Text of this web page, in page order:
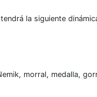
la siguiente
morral, medalla,